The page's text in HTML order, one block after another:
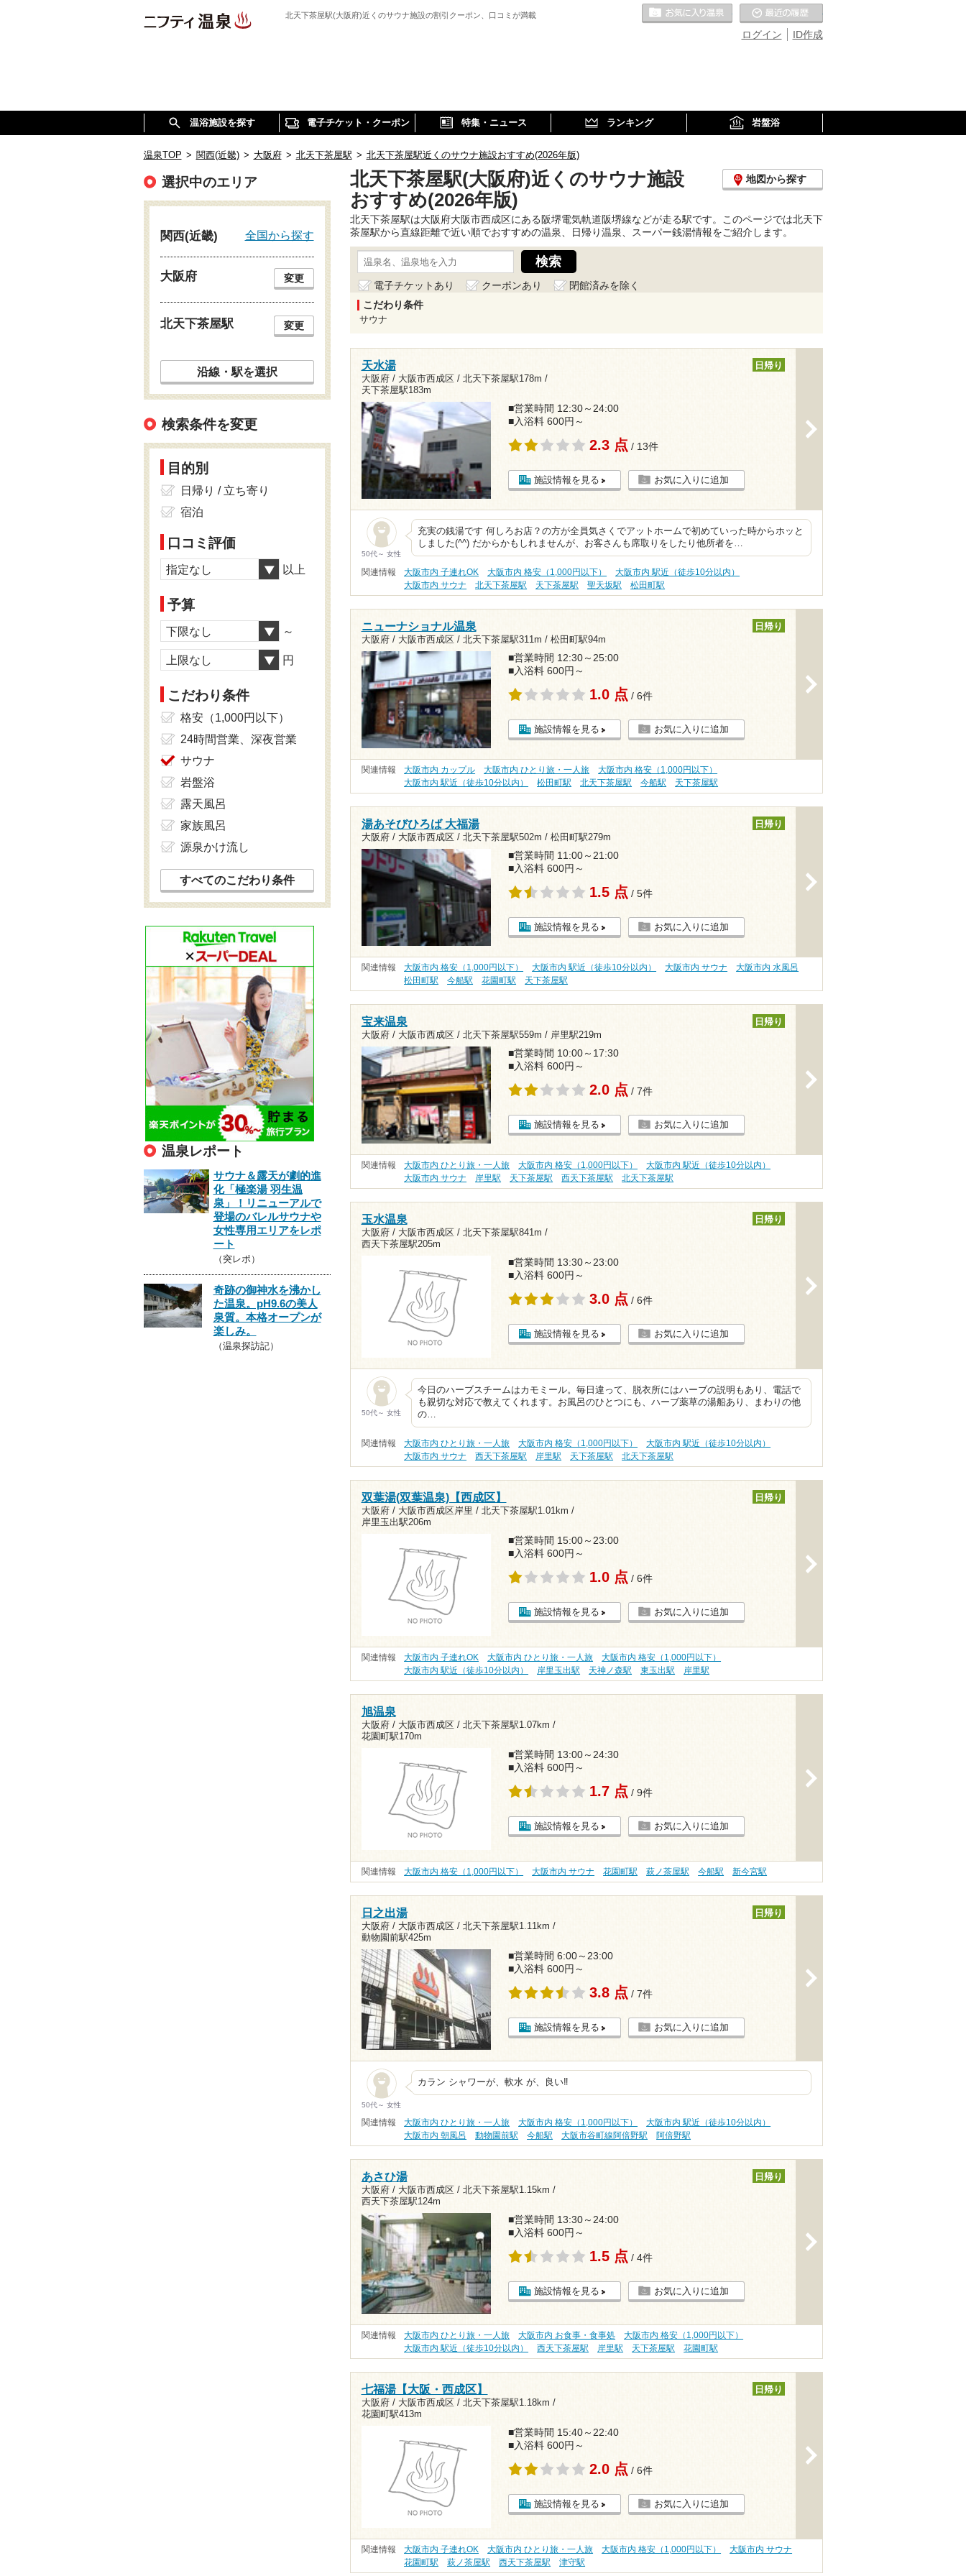
北天下茶屋駅(大阪府)近くのサウナ施設の割引クーポン、口コミが満載
ID作成
ログイン
お気に入りの温泉
温浴施設を探す 電子チケット・クーポン 特集・ニュース ランキング 岩盤浴
温泉TOP > 関西(近畿) > 大阪府 > 北天下茶屋駅 > 北天下茶屋駅近くのサウナ施設おすすめ(2026年版)
北天下茶屋駅(大阪府)近くのサウナ施設
おすすめ(2026年版)
地図から探す
北天下茶屋駅は大阪府大阪市西成区にある阪堺電気軌道阪堺線などが走る駅です。このページでは北天下
茶屋駅から直線距離で近い順でおすすめの温泉、日帰り温泉、スーパー銭湯情報をご紹介します。
電子チケットあり クーポンあり
閉館済みを除く
こだわり条件
サウナ
天水湯
大阪府 / 大阪市西成区 / 北天下茶屋駅178m /
天下茶屋駅183m
日帰り
■営業時間 12:30～24:00
■入浴料 600円～
2.3 点 / 13件
施設情報を見る お気に入りに追加
50代～ 女性
充実の銭湯です 何しろお店？の方が全員気さくでアットホームで初めていった時からホッと
しました(^^) だからかもしれませんが、お客さんも席取りをしたり他所者を…
関連情報 大阪市内 子連れOK 大阪市内 格安（1,000円以下）
大阪市内 駅近（徒歩10分以内）
大阪市内 サウナ
北天下茶屋駅 天下茶屋駅 聖天坂駅 松田町駅
ニューナショナル温泉
大阪府 / 大阪市西成区 / 北天下茶屋駅311m / 松田町駅94m
日帰り
■営業時間 12:30～25:00
■入浴料 600円～
1.0 点 / 6件
施設情報を見る お気に入りに追加
関連情報 大阪市内 カップル 大阪市内 ひとり旅・一人旅
大阪市内 格安（1,000円以下）
大阪市内 駅近（徒歩10分以内）
松田町駅 北天下茶屋駅 今船駅 天下茶屋駅
湯あそびひろば 大福湯
大阪府 / 大阪市西成区 / 北天下茶屋駅502m / 松田町駅279m
日帰り
■営業時間 11:00～21:00
■入浴料 600円～
1.5 点 / 5件
施設情報を見る お気に入りに追加
関連情報 大阪市内 格安（1,000円以下） 大阪市内 駅近（徒歩10分以内） 大阪市内 サウナ
大阪市内 水風呂
松田町駅
今船駅 花園町駅 天下茶屋駅
宝来温泉
大阪府 / 大阪市西成区 / 北天下茶屋駅559m / 岸里駅219m
日帰り
■営業時間 10:00～17:30
■入浴料 600円～
2.0 点 / 7件
施設情報を見る お気に入りに追加
関連情報 大阪市内 ひとり旅・一人旅 大阪市内 格安（1,000円以下）
大阪市内 駅近（徒歩10分以内）
大阪市内 サウナ
岸里駅 天下茶屋駅 西天下茶屋駅 北天下茶屋駅
玉水温泉
大阪府 / 大阪市西成区 / 北天下茶屋駅841m /
西天下茶屋駅205m
日帰り
■営業時間 13:30～23:00
■入浴料 600円～
3.0 点 / 6件
施設情報を見る お気に入りに追加
50代～ 女性
今日のハーブスチームはカモミール。毎日違って、脱衣所にはハーブの説明もあり、電話で
も親切な対応で教えてくれます。お風呂のひとつにも、ハーブ薬草の湯船あり、まわりの他
の…
関連情報 大阪市内 ひとり旅・一人旅 大阪市内 格安（1,000円以下）
大阪市内 駅近（徒歩10分以内）
大阪市内 サウナ
西天下茶屋駅 岸里駅 天下茶屋駅 北天下茶屋駅
双葉湯(双葉温泉)【西成区】
大阪府 / 大阪市西成区岸里 / 北天下茶屋駅1.01km /
岸里玉出駅206m
日帰り
■営業時間 15:00～23:00
■入浴料 600円～
1.0 点 / 6件
施設情報を見る お気に入りに追加
関連情報 大阪市内 子連れOK 大阪市内 ひとり旅・一人旅
大阪市内 格安（1,000円以下）
大阪市内 駅近（徒歩10分以内）
岸里玉出駅 天神ノ森駅 東玉出駅 岸里駅
旭温泉
大阪府 / 大阪市西成区 / 北天下茶屋駅1.07km /
花園町駅170m
■営業時間 13:00～24:30
■入浴料 600円～
1.7 点 / 9件
施設情報を見る お気に入りに追加
関連情報 大阪市内 格安（1,000円以下） 大阪市内 サウナ 花園町駅 萩ノ茶屋駅 今船駅 新今宮駅
日之出湯
大阪府 / 大阪市西成区 / 北天下茶屋駅1.11km /
動物園前駅425m
日帰り
■営業時間 6:00～23:00
■入浴料 600円～
3.8 点 / 7件
施設情報を見る お気に入りに追加
50代～ 女性
カラン シャワーが、軟水 が、良い‼️
関連情報 大阪市内 ひとり旅・一人旅 大阪市内 格安（1,000円以下）
大阪市内 駅近（徒歩10分以内）
大阪市内 朝風呂
動物園前駅 今船駅 大阪市谷町線阿倍野駅 阿倍野駅
あさひ湯
大阪府 / 大阪市西成区 / 北天下茶屋駅1.15km /
西天下茶屋駅124m
日帰り
■営業時間 13:30～24:00
■入浴料 600円～
1.5 点 / 4件
施設情報を見る お気に入りに追加
関連情報 大阪市内 ひとり旅・一人旅 大阪市内 お食事・食事処
大阪市内 格安（1,000円以下）
大阪市内 駅近（徒歩10分以内）
西天下茶屋駅 岸里駅 天下茶屋駅 花園町駅
七福湯【大阪・西成区】
大阪府 / 大阪市西成区 / 北天下茶屋駅1.18km /
花園町駅413m
日帰り
■営業時間 15:40～22:40
■入浴料 600円～
2.0 点 / 6件
施設情報を見る お気に入りに追加
関連情報 大阪市内 子連れOK 大阪市内 ひとり旅・一人旅 大阪市内 格安（1,000円以下）
大阪市内 サウナ
花園町駅
萩ノ茶屋駅 西天下茶屋駅 津守駅
選択中のエリア
関西(近畿) 全国から探す
大阪府 変更
北天下茶屋駅 変更
沿線・駅を選択
検索条件を変更
目的別
日帰り / 立ち寄り
宿泊
口コミ評価
指定なし 以上
予算
下限なし ～
上限なし 円
こだわり条件
格安（1,000円以下）
24時間営業、深夜営業
サウナ
岩盤浴
露天風呂
家族風呂
源泉かけ流し
すべてのこだわり条件
温泉レポート
サウナ＆露天が劇的進
化「極楽湯 羽生温
泉」！リニューアルで
登場のバレルサウナや
女性専用エリアをレポ
ート
（突レポ）
奇跡の御神水を沸かし
た温泉。pH9.6の美人
泉質。本格オープンが
楽しみ。
（温泉探訪記）